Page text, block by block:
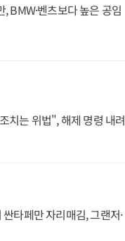
BMW·벤츠보다 높은 공임
치는 위법", 해제 명령 내려
타페만 자리매김, 그랜저·